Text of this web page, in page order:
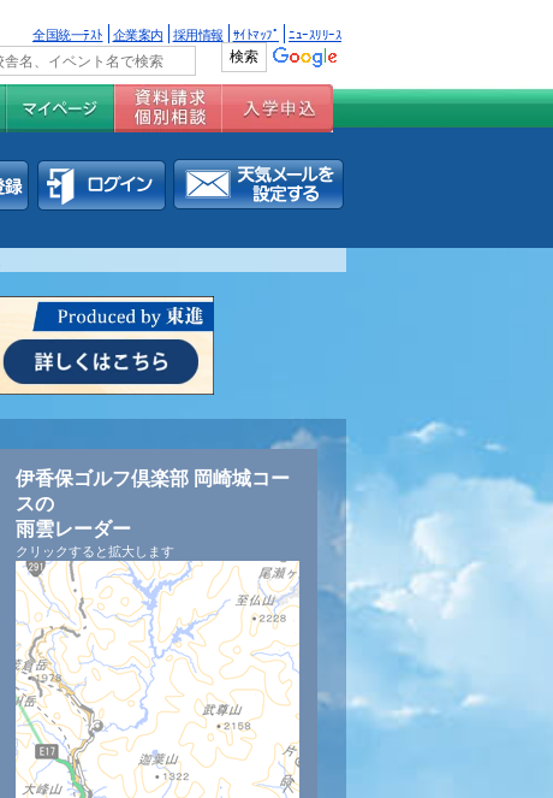
全国統一ﾃｽﾄ 企業案内 採用情報 ｻｲﾄﾏｯﾌﾟ ﾆｭｰｽﾘﾘｰｽ
伊香保ゴルフ倶楽部 岡崎城コー
スの
雨雲レーダー
クリックすると拡大します